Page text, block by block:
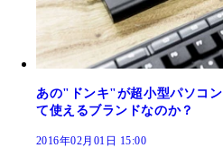
あの"ドンキ"が超小型パソコ
て使えるブランドなのか？
2016年02月01日 15:00